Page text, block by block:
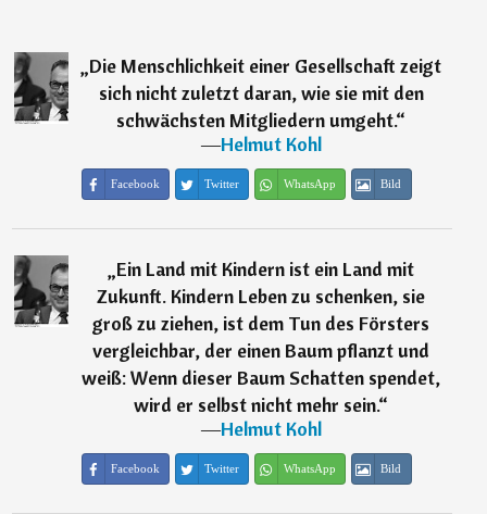
„Die Menschlichkeit einer Gesellschaft zeigt
sich nicht zuletzt daran, wie sie mit den
schwächsten Mitgliedern umgeht.“
―Helmut Kohl
Facebook Twitter WhatsApp Bild
„Ein Land mit Kindern ist ein Land mit
Zukunft. Kindern Leben zu schenken, sie
groß zu ziehen, ist dem Tun des Försters
vergleichbar, der einen Baum pflanzt und
weiß: Wenn dieser Baum Schatten spendet,
wird er selbst nicht mehr sein.“
―Helmut Kohl
Facebook Twitter WhatsApp Bild